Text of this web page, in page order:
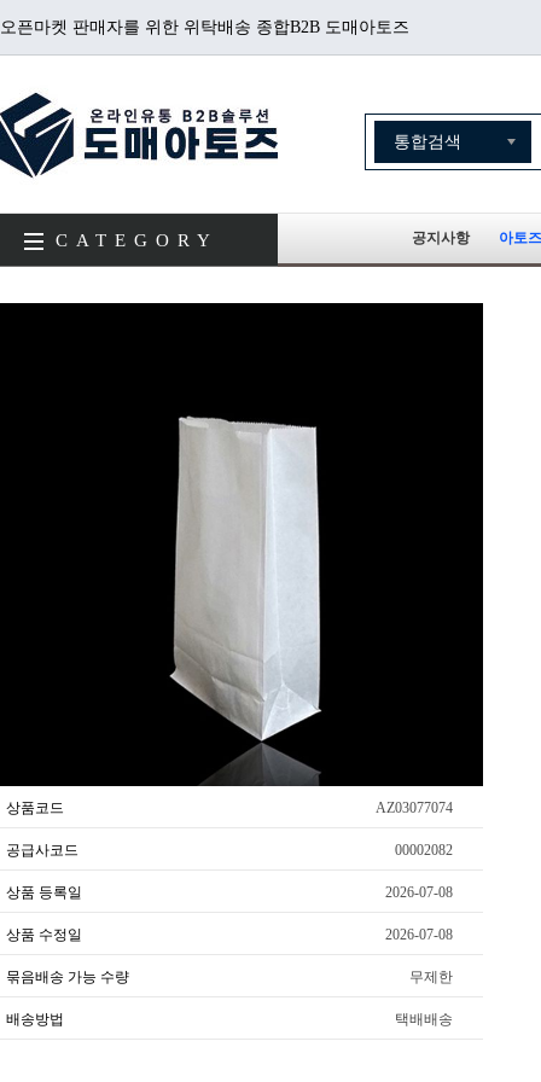
오픈마켓 판매자를 위한 위탁배송 종합B2B 도매아토즈
CATEGORY 공지사항 아토
상품코드 AZ03077074
공급사코드 00002082
상품 등록일 2026-07-08
상품 수정일 2026-07-08
묶음배송 가능 수량 무제한
배송방법 택배배송